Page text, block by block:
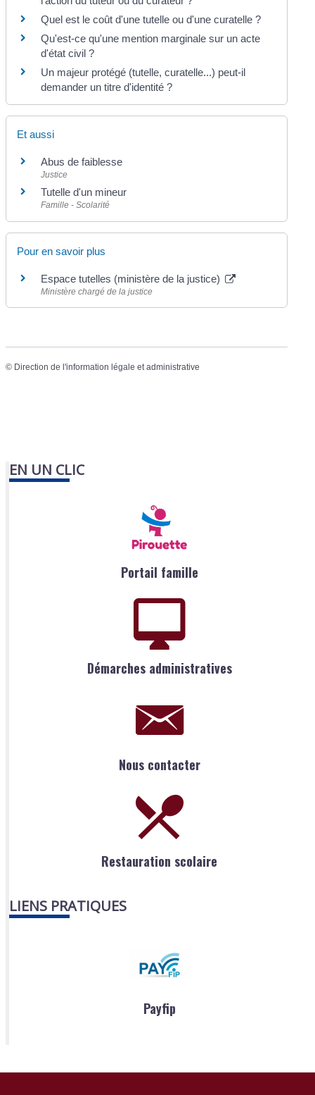
Quel est le coût d'une tutelle ou d'une curatelle ?
Qu'est-ce qu'une mention marginale sur un acte
d'état civil ?
Un majeur protégé (tutelle, curatelle...) peut-il
demander un titre d'identité ?
Et aussi
Abus de faiblesse
Justice
Tutelle d'un mineur
Famille - Scolarité
Pour en savoir plus
Espace tutelles (ministère de la justice)
Ministère chargé de la justice
© Direction de l'information légale et administrative
EN UN CLIC
Portail famille
Démarches administratives
Nous contacter
Restauration scolaire
LIENS PRATIQUES
Payfip